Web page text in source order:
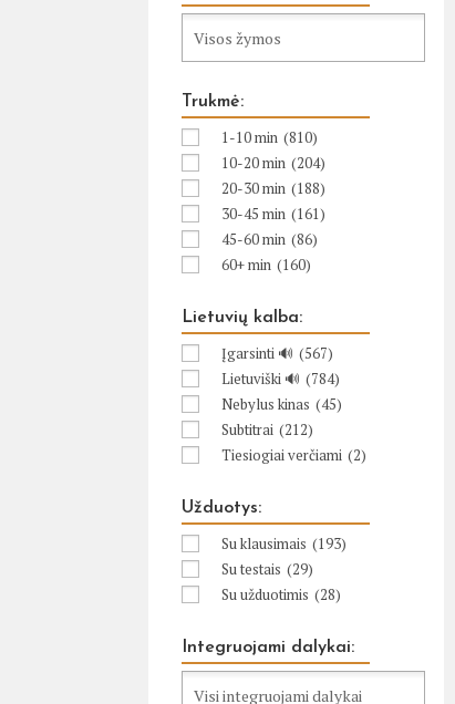
Trukmė:
1-10 min (810)
10-20 min (204)
20-30 min (188)
30-45 min (161)
45-60 min (86)
60+ min (160)
Lietuvių kalba:
Įgarsinti 🔊 (567)
Lietuviški 🔊 (784)
Nebylus kinas (45)
Subtitrai (212)
Tiesiogiai verčiami (2)
Užduotys:
Su klausimais (193)
Su testais (29)
Su užduotimis (28)
Integruojami dalykai: